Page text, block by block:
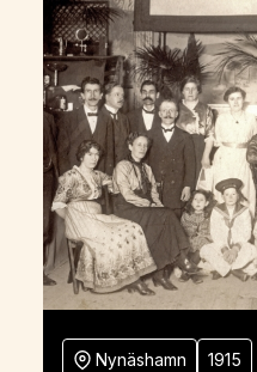
Nynäshamn 1915